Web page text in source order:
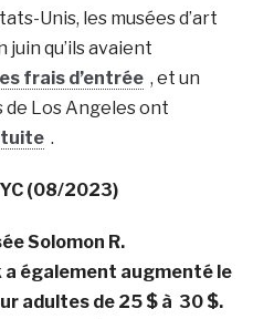
Unis, les musées d’art
qu’ils avaient
frais d’entrée, et un
Los Angeles ont
.
(08/2023)
Solomon R.
a également augmenté le
adultes de 25 $ à 30 $.